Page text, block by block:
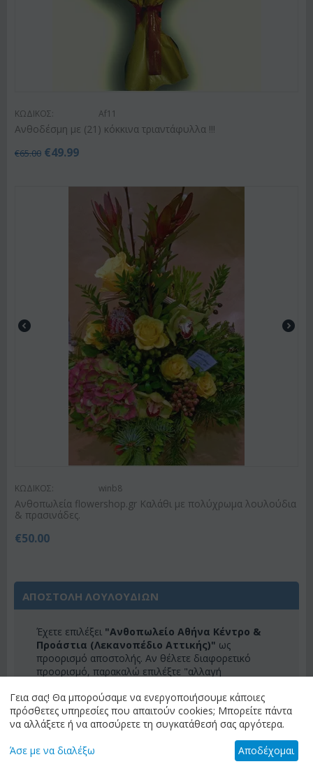
ΚΩΔΙΚΟΣ: Af11
Ανθοδέσμη με (21) κόκκινα τριαντάφυλλα !!!
€65.00 €49.99
ΚΩΔΙΚΟΣ: winb8
Ανθοπωλεία flowershop.gr Καλάθι με πολύχρωμα λουλούδια
& πρασινάδες.
€50.00
ΑΠΟΣΤΟΛΗ ΛΟΥΛΟΥΔΙΩΝ
Έχετε επιλέξει "Ανθοπωλείο Αθήνα Κέντρο &
Προάστια (Λεκανοπέδιο Αττικής)" ως
προορισμό αποστολής. Αν θέλετε διαφορετικό
προορισμό, παρακαλώ επιλέξτε "αλλαγή
για τον προορισμό σας.
ΑΛΛΑΓΗ ΠΡΟΟΡΙΣΜΟΥ
Γεια σας! Θα μπορούσαμε να ενεργοποιήσουμε κάποιες
πρόσθετες υπηρεσίες που απαιτούν cookies; Μπορείτε πάντα
να αλλάξετε ή να αποσύρετε τη συγκατάθεσή σας αργότερα.
Άσε με να διαλέξω Αποδέχομαι